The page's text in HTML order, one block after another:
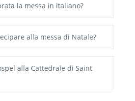
la messa in italiano?
di San Patrizio vengono
in inglese o al massimo
una messa in italiano a
andare alla Our Lady of
(Chiesa della Madonna di
alla messa di Natale?
Natale alla Cattedrale di
delle preferite da
alla Cattedrale di Saint